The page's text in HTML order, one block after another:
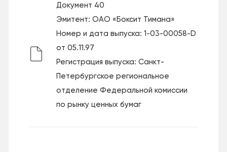
Документ 40
Эмитент: ОАО «Боксит Тимана»
Номер и дата выпуска: 1-03-00058-D
от 05.11.97
Регистрация выпуска: Санкт-
Петербургское региональное
отделение Федеральной комиссии
по рынку ценных бумаг